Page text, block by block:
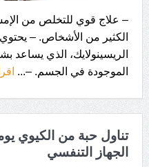
– علاج قوي للتخلص من
الكثير من الأشخاص. –
الريسينولايك، الذي يساعد
الموجودة في الجسم. –...
تناول حبة من الكيوي
الجهاز التنفسي